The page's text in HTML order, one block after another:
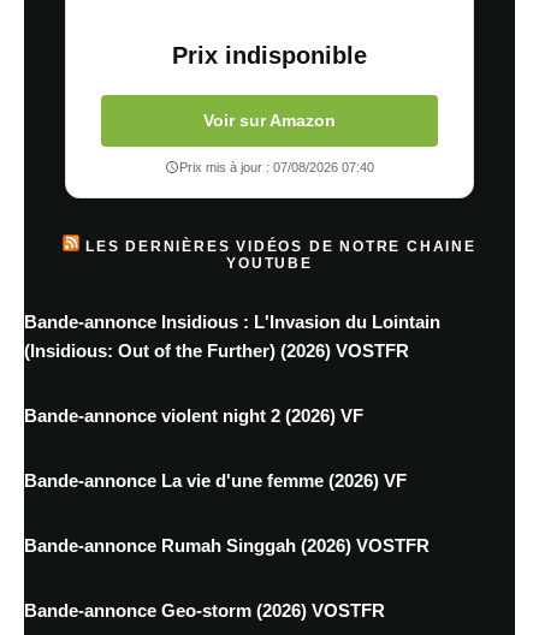
Prix indisponible
Voir sur Amazon
Prix mis à jour : 07/08/2026 07:40
LES DERNIÈRES VIDÉOS DE NOTRE CHAINE
YOUTUBE
Bande-annonce Insidious : L'Invasion du Lointain
(Insidious: Out of the Further) (2026) VOSTFR
Bande-annonce violent night 2 (2026) VF
Bande-annonce La vie d'une femme (2026) VF
Bande-annonce Rumah Singgah (2026) VOSTFR
Bande-annonce Geo-storm (2026) VOSTFR